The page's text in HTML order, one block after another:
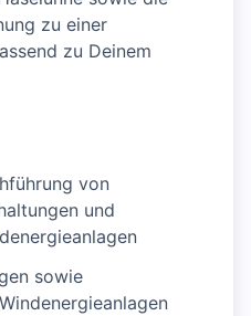
zu einer
zu Deinem
von
und
sowie